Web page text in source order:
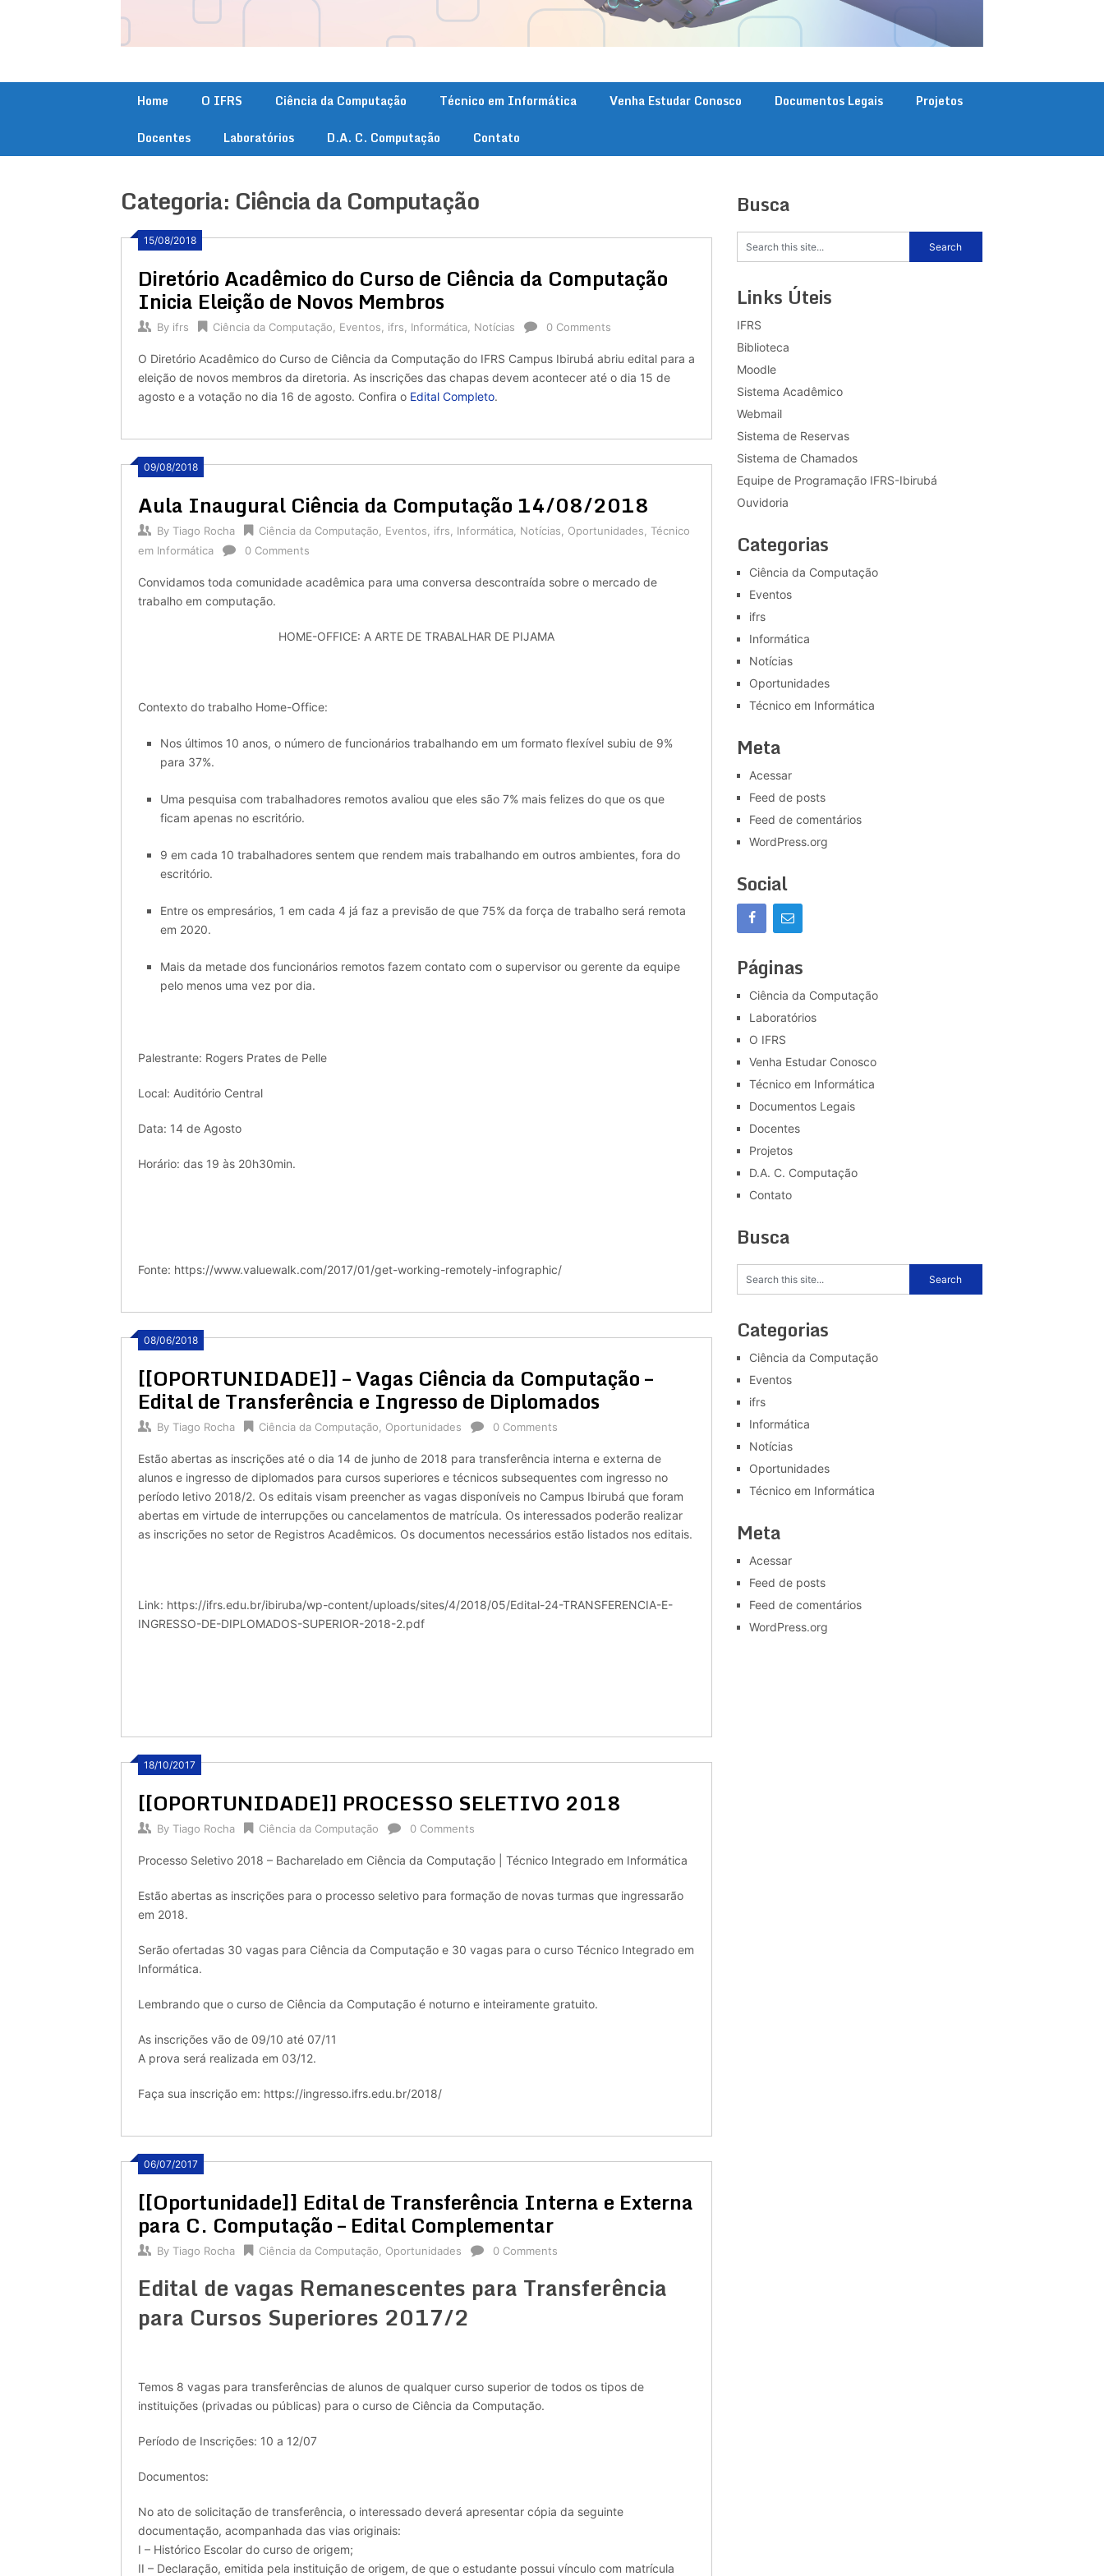
Home O IFRS Ciência da Computação Técnico em Informática Venha Estudar Conosco Documentos Legais
Projetos
Docentes
Laboratórios D.A. C. Computação Contato
Categoria: Ciência da Computação
15/08/2018
Diretório Acadêmico do Curso de Ciência da Computação
Inicia Eleição de Novos Membros
By ifrs Ciência da Computação Eventos ifrs Informática Notícias 0 Comments
O Diretório Acadêmico do Curso de Ciência da Computação do IFRS Campus Ibirubá abriu edital para a
eleição de novos membros da diretoria. As inscrições das chapas devem acontecer até o dia 15 de
agosto e a votação no dia 16 de agosto. Confira o Edital Completo.
09/08/2018
Aula Inaugural Ciência da Computação 14/08/2018
By Tiago Rocha Ciência da Computação Eventos ifrs Informática Notícias Oportunidades
Técnico
em Informática
0 Comments
Convidamos toda comunidade acadêmica para uma conversa descontraída sobre o mercado de
trabalho em computação.
HOME-OFFICE: A ARTE DE TRABALHAR DE PIJAMA
Contexto do trabalho Home-Office:
Nos últimos 10 anos, o número de funcionários trabalhando em um formato flexível subiu de 9%
para 37%.
Uma pesquisa com trabalhadores remotos avaliou que eles são 7% mais felizes do que os que
ficam apenas no escritório.
9 em cada 10 trabalhadores sentem que rendem mais trabalhando em outros ambientes, fora do
escritório.
Entre os empresários, 1 em cada 4 já faz a previsão de que 75% da força de trabalho será remota
em 2020.
Mais da metade dos funcionários remotos fazem contato com o supervisor ou gerente da equipe
pelo menos uma vez por dia.
Palestrante: Rogers Prates de Pelle
Local: Auditório Central
Data: 14 de Agosto
Horário: das 19 às 20h30min.
Fonte: https://www.valuewalk.com/2017/01/get-working-remotely-infographic/
08/06/2018
[[OPORTUNIDADE]] – Vagas Ciência da Computação –
Edital de Transferência e Ingresso de Diplomados
By Tiago Rocha Ciência da Computação Oportunidades 0 Comments
Estão abertas as inscrições até o dia 14 de junho de 2018 para transferência interna e externa de
alunos e ingresso de diplomados para cursos superiores e técnicos subsequentes com ingresso no
período letivo 2018/2. Os editais visam preencher as vagas disponíveis no Campus Ibirubá que foram
abertas em virtude de interrupções ou cancelamentos de matrícula. Os interessados poderão realizar
as inscrições no setor de Registros Acadêmicos. Os documentos necessários estão listados nos editais.
Link: https://ifrs.edu.br/ibiruba/wp-content/uploads/sites/4/2018/05/Edital-24-TRANSFERENCIA-E-
INGRESSO-DE-DIPLOMADOS-SUPERIOR-2018-2.pdf
18/10/2017
[[OPORTUNIDADE]] PROCESSO SELETIVO 2018
By Tiago Rocha Ciência da Computação 0 Comments
Processo Seletivo 2018 – Bacharelado em Ciência da Computação | Técnico Integrado em Informática
Estão abertas as inscrições para o processo seletivo para formação de novas turmas que ingressarão
em 2018.
Serão ofertadas 30 vagas para Ciência da Computação e 30 vagas para o curso Técnico Integrado em
Informática.
Lembrando que o curso de Ciência da Computação é noturno e inteiramente gratuito.
As inscrições vão de 09/10 até 07/11
A prova será realizada em 03/12.
Faça sua inscrição em: https://ingresso.ifrs.edu.br/2018/
06/07/2017
[[Oportunidade]] Edital de Transferência Interna e Externa
para C. Computação – Edital Complementar
By Tiago Rocha Ciência da Computação Oportunidades 0 Comments
Edital de vagas Remanescentes para Transferência
para Cursos Superiores 2017/2
Temos 8 vagas para transferências de alunos de qualquer curso superior de todos os tipos de
instituições (privadas ou públicas) para o curso de Ciência da Computação.
Período de Inscrições: 10 a 12/07
Documentos:
No ato de solicitação de transferência, o interessado deverá apresentar cópia da seguinte
documentação, acompanhada das vias originais:
I – Histórico Escolar do curso de origem;
II – Declaração, emitida pela instituição de origem, de que o estudante possui vínculo com matrícula
Busca
Links Úteis
IFRS
Biblioteca
Moodle
Sistema Acadêmico
Webmail
Sistema de Reservas
Sistema de Chamados
Equipe de Programação IFRS-Ibirubá
Ouvidoria
Categorias
Ciência da Computação
Eventos
ifrs
Informática
Notícias
Oportunidades
Técnico em Informática
Meta
Acessar
Feed de posts
Feed de comentários
WordPress.org
Social
Páginas
Ciência da Computação
Laboratórios
O IFRS
Venha Estudar Conosco
Técnico em Informática
Documentos Legais
Docentes
Projetos
D.A. C. Computação
Contato
Busca
Categorias
Ciência da Computação
Eventos
ifrs
Informática
Notícias
Oportunidades
Técnico em Informática
Meta
Acessar
Feed de posts
Feed de comentários
WordPress.org